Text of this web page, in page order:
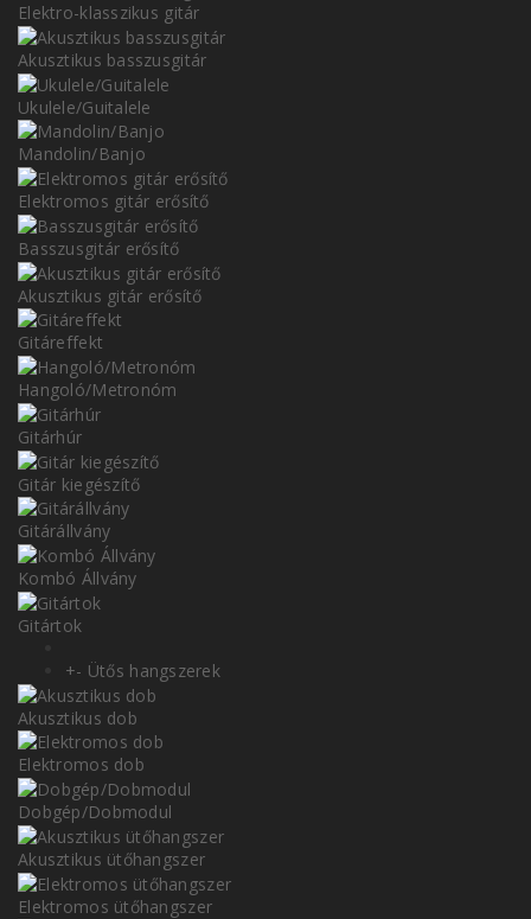
Elektro-klasszikus gitár
Akusztikus basszusgitár
Ukulele/Guitalele
Mandolin/Banjo
Elektromos gitár erősítő
Basszusgitár erősítő
Akusztikus gitár erősítő
Gitáreffekt
Hangoló/Metronóm
Gitárhúr
Gitár kiegészítő
Gitárállvány
Kombó Állvány
Gitártok
+- Ütős hangszerek
Akusztikus dob
Elektromos dob
Dobgép/Dobmodul
Akusztikus ütőhangszer
Elektromos ütőhangszer